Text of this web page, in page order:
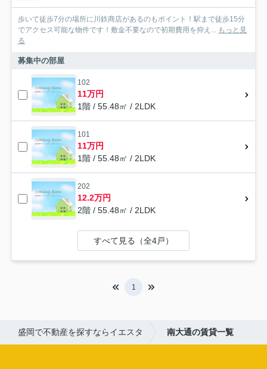
歩いて徒歩7分の場所に川鉄商店があるのもポイント！駅まで徒歩15分
でアクセス可能な物件です！敷金不要なので初期費用を抑え... もっと見
る
募集中の部屋
102
11万円
1階 / 55.48㎡ / 2LDK
101
11万円
1階 / 55.48㎡ / 2LDK
202
12.2万円
2階 / 55.48㎡ / 2LDK
すべて見る（全4戸）
1
盛岡で不動産を探すならイエスタ 南大通の賃貸一覧